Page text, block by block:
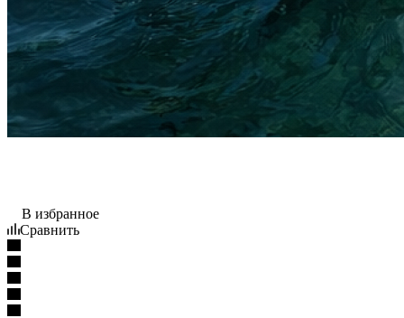
В избранное
Сравнить